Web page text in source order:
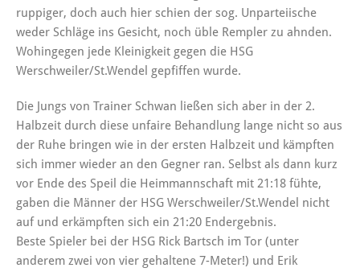
ruppiger, doch auch hier schien der sog. Unparteiische
weder Schläge ins Gesicht, noch üble Rempler zu ahnden.
Wohingegen jede Kleinigkeit gegen die HSG
Werschweiler/St.Wendel gepfiffen wurde.
Die Jungs von Trainer Schwan ließen sich aber in der 2.
Halbzeit durch diese unfaire Behandlung lange nicht so aus
der Ruhe bringen wie in der ersten Halbzeit und kämpften
sich immer wieder an den Gegner ran. Selbst als dann kurz
vor Ende des Speil die Heimmannschaft mit 21:18 fühte,
gaben die Männer der HSG Werschweiler/St.Wendel nicht
auf und erkämpften sich ein 21:20 Endergebnis.
Beste Spieler bei der HSG Rick Bartsch im Tor (unter
anderem zwei von vier gehaltene 7-Meter!) und Erik